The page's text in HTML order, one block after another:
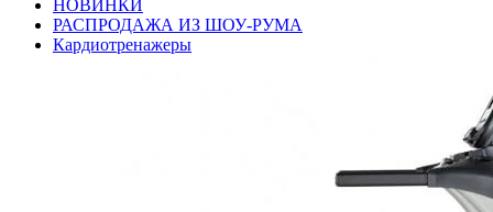
НОВИНКИ
РАСПРОДАЖА ИЗ ШОУ-РУМА
Кардиотренажеры